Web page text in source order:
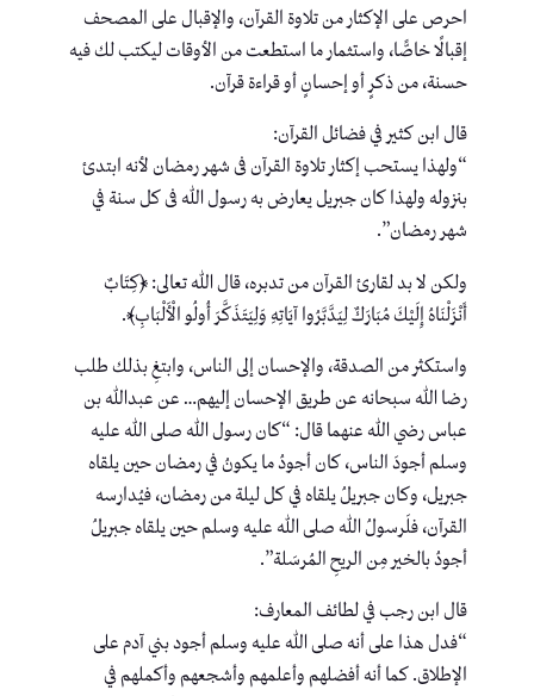
احرص على الإكثار من تلاوة القرآن، والإقبال على المصحف
إقبالًا خاصًّا، واستثمار ما استطعت من الأوقات ليكتب لك فيه
حسنة، من ذكرٍ أو إحسانٍ أو قراءة قرآن.
قال ابن كثير في فضائل القرآن:
“ولهذا يستحب إكثار تلاوة القرآن فى شهر رمضان لأنه ابتدئ
بنزوله ولهذا كان جبريل يعارض به رسول الله فى كل سنة في
شهر رمضان”.
ولكن لا بد لقارئ القرآن من تدبره، قال الله تعالى: ﴿كِتَابٌ
أَنْزَلْنَاهُ إِلَيْكَ مُبَارَكٌ لِيَدَّبَّرُوا آيَاتِهِ وَلِيَتَذَكَّرَ أُولُو الْأَلْبَابِ﴾.
واستكثر من الصدقة، والإحسان إلى الناس، وابتغِ بذلك طلب
رضا الله سبحانه عن طريق الإحسان إليهم… عن عبدالله بن
عباس رضي الله عنهما قال: “كان رسول الله صلى الله عليه
وسلم أجودَ الناس، كان أجودُ ما يكونُ في رمضان حين يلقاه
جبريل، وكان جبريلُ يلقاه في كل ليلة من رمضان، فيُدارسه
القرآن، فلَرسولُ الله صلى الله عليه وسلم حين يلقاه جبريلُ
أجودُ بالخير مِن الريحِ المُرسَلة”.
قال ابن رجب في لطائف المعارف:
“فدل هذا على أنه صلى الله عليه وسلم أجود بني آدم على
الإطلاق. كما أنه أفضلهم وأعلمهم وأشجعهم وأكملهم في